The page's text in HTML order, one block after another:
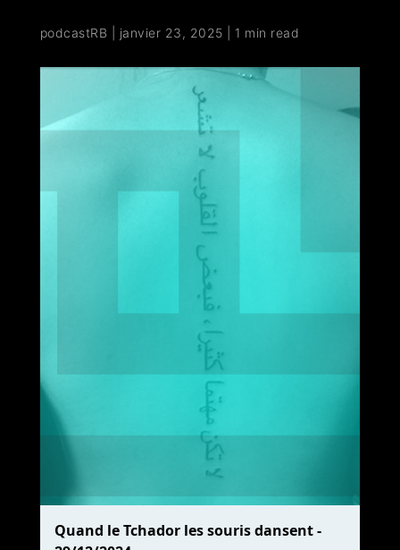
podcastRB janvier 23, 2025 1 min read